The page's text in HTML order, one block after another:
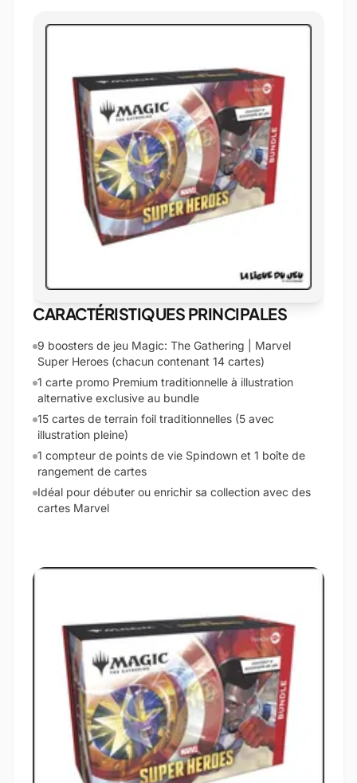
CARACTÉRISTIQUES PRINCIPALES
9 boosters de jeu Magic: The Gathering | Marvel
Super Heroes (chacun contenant 14 cartes)
1 carte promo Premium traditionnelle à illustration
alternative exclusive au bundle
15 cartes de terrain foil traditionnelles (5 avec
illustration pleine)
1 compteur de points de vie Spindown et 1 boîte de
rangement de cartes
Idéal pour débuter ou enrichir sa collection avec des
cartes Marvel